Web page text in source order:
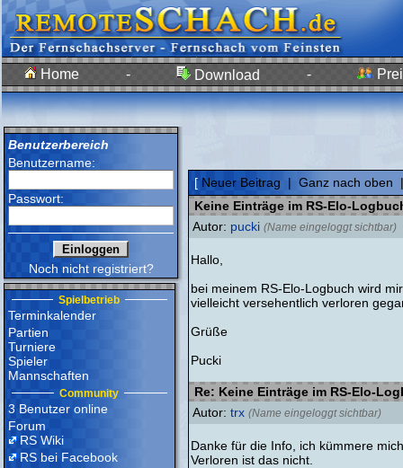
Home - Download -
Benutzerbereich
Benutzername:
Passwort:
Noch nicht registriert?
Spielbetrieb
Terminkalender
Partien
Turniere
Spieler
Mannschaften
Community
3 Benutzer online
Forum
RS Wiki
RS bei Facebook
[ Neuer Beitrag | Ganz nach oben
Keine Einträge im RS-Elo-
Autor: pucki (Name eingeloggt sichtbar)
Hallo,
bei meinem RS-Elo-Logbuch wird
vielleicht versehentlich verloren
Grüße
Pucki
Re: Keine Einträge im RS-Elo-
Autor: trx (Name eingeloggt sichtbar)
Danke für die Info, ich kümmere
Verloren ist das nicht.